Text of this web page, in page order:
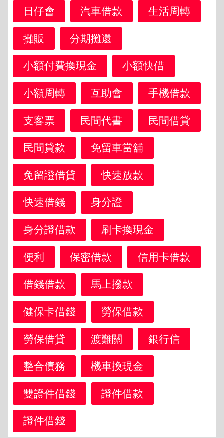
日仔會 汽車借款 生活周轉
攤販 分期攤還
小額付費換現金 小額快借
小額周轉 互助會 手機借款
支客票 民間代書 民間借貸
民間貸款 免留車當舖
免留證借貸 快速放款
快速借錢 身分證
身分證借款 刷卡換現金
便利 保密借款 信用卡借款
借錢借款 馬上撥款
健保卡借錢 勞保借款
勞保借貸 渡難關 銀行信
整合債務 機車換現金
雙證件借錢 證件借款
證件借錢